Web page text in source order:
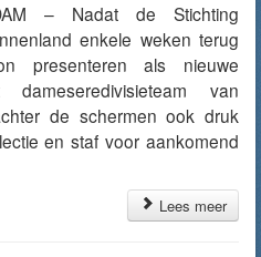
– Nadat de Stichting
enkele weken terug
presenteren als nieuwe
van
de schermen ook druk
en staf voor aankomend
Lees meer